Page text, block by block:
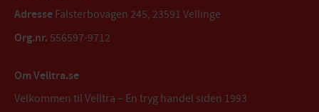
Adresse Falsterbovägen 245, 23591 Vellinge
Org.nr. 556597-9712
Om Velltra.se
Velkommen til Velltra – En tryg handel siden 1993